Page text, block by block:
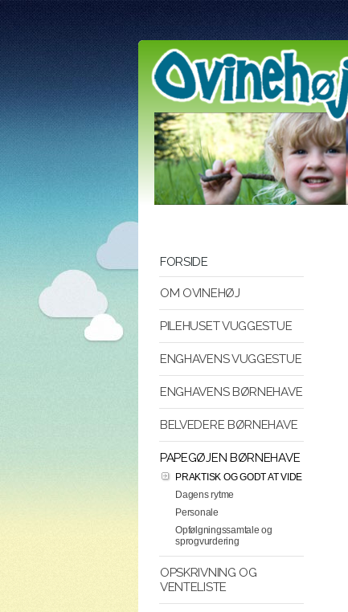
FORSIDE
OM OVINEHØJ
PILEHUSET VUGGESTUE
ENGHAVENS VUGGESTUE
ENGHAVENS BØRNEHAVE
BELVEDERE BØRNEHAVE
PAPEGØJEN BØRNEHAVE
PRAKTISK OG GODT AT VIDE
Dagens rytme
Personale
Opfølgningssamtale og
sprogvurdering
OPSKRIVNING OG
VENTELISTE